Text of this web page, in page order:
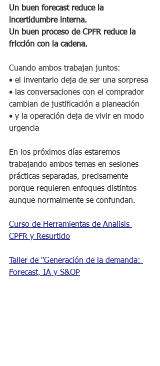
Un buen forecast reduce la
incertidumbre interna.
Un buen proceso de CPFR reduce la
fricción con la cadena.
Cuando ambos trabajan juntos:
• el inventario deja de ser una sorpresa
• las conversaciones con el comprador
cambian de justificación a planeación
• y la operación deja de vivir en modo
urgencia
En los próximos días estaremos
trabajando ambos temas en sesiones
prácticas separadas, precisamente
porque requieren enfoques distintos
aunque normalmente se confundan.
Curso de Herramientas de Analisis
CPFR y Resurtido
Taller de "Generación de la demanda:
Forecast, IA y S&OP